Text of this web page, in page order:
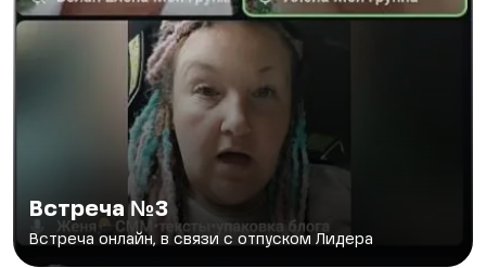
Встреча №3
Встреча онлайн, в связи с отпуском Лидера